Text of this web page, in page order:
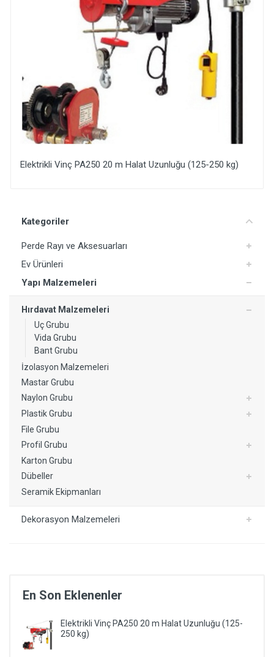
Kategoriler
Perde Rayı ve Aksesuarları
Ev Ürünleri
Yapı Malzemeleri
Hırdavat Malzemeleri
Uç Grubu
Vida Grubu
Bant Grubu
İzolasyon Malzemeleri
Mastar Grubu
Naylon Grubu
Plastik Grubu
File Grubu
Profil Grubu
Karton Grubu
Dübeller
Seramik Ekipmanları
Dekorasyon Malzemeleri
En Son Eklenenler
Elektrikli Vinç PA250 20 m Halat Uzunluğu (125-
250 kg)
Elektrikli Vinç PA250 20 m Halat Uzunluğu (125-250 kg)